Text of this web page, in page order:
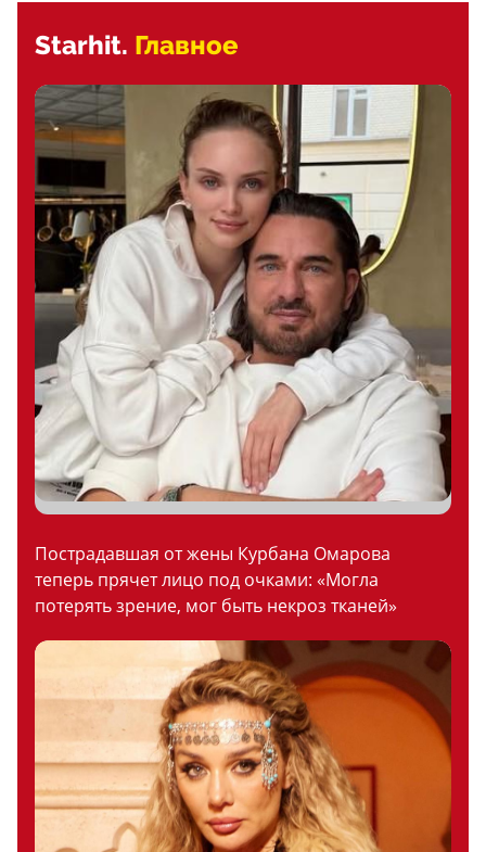
Starhit. Главное
Пострадавшая от жены Курбана Омарова
теперь прячет лицо под очками: «Могла
потерять зрение, мог быть некроз тканей»